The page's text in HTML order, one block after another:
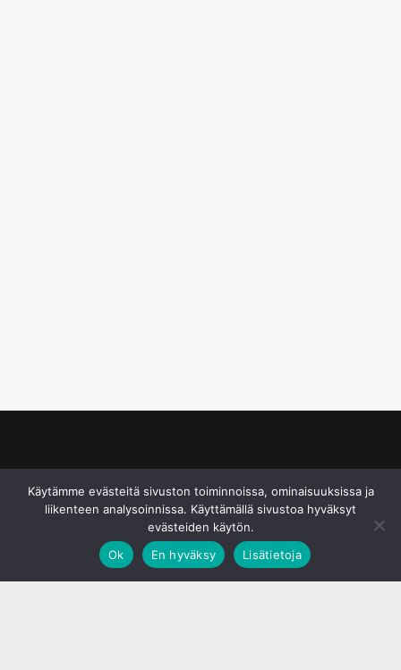
Käytämme evästeitä sivuston toiminnoissa, ominaisuuksissa ja
liikenteen analysoinnissa. Käyttämällä sivustoa hyväksyt
evästeiden käytön.
Ok
En hyväksy Lisätietoja